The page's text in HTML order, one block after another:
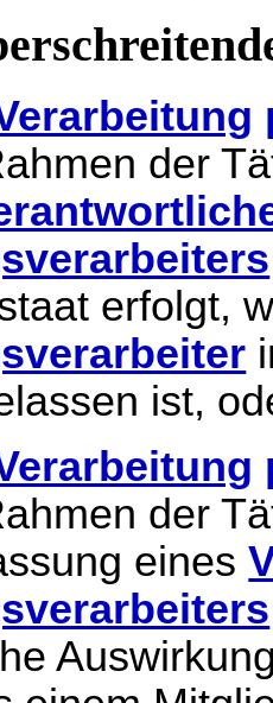
der
erfolgt,
ist,
der
eines